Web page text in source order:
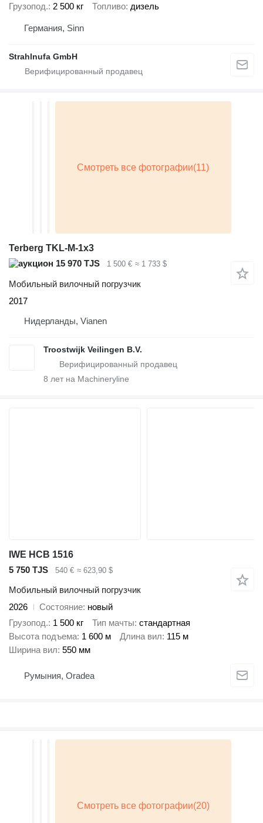
Грузопод. 2 500 кг Топливо дизель
Германия, Sinn
Strahlnufa GmbH
Terberg TKL-M-1x3
15 970 TJS
1 500 € ≈ 1 733 $
Мобильный вилочный погрузчик
2017
Нидерланды, Vianen
Troostwijk Veilingen B.V.
8 лет на Machineryline
IWE HCB 1516
5 750 TJS
540 € ≈ 623,90 $
Мобильный вилочный погрузчик
2026
Состояние новый
Грузопод. 1 500 кг Тип мачты стандартная
Высота подъема 1 600 м Длина вил 115 м
Ширина вил 550 мм
Румыния, Oradea